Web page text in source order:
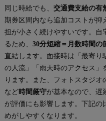
同じ時給でも、 交通費支給の有
期券区間内なら追加コストが抑
担が小さく続けやすいです。自
るため、 30分短縮＝月数時間の
直結します。面接時は「最寄り
の人流」「雨天時のアクセス」
ります。また、フォトスタジ
など時間厳守が基本なので、遅
が評価にも影響します。下記
めがしやすくなります。